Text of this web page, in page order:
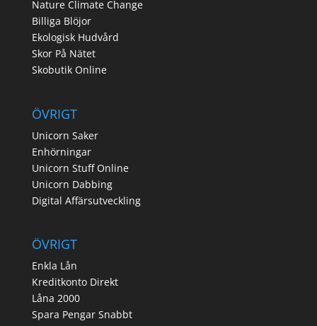
Nature Climate Change
Billiga Blöjor
Ekologisk Hudvård
Skor På Nätet
Skobutik Online
ÖVRIGT
Unicorn Saker
Enhörningar
Unicorn Stuff Online
Unicorn Dabbing
Digital Affärsutveckling
ÖVRIGT
Enkla Lån
Kreditkonto Direkt
Låna 2000
Spara Pengar Snabbt